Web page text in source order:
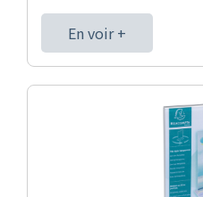
En voir +